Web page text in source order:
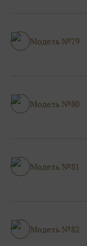
Модель №79
Модель №80
Модель №81
Модель №82